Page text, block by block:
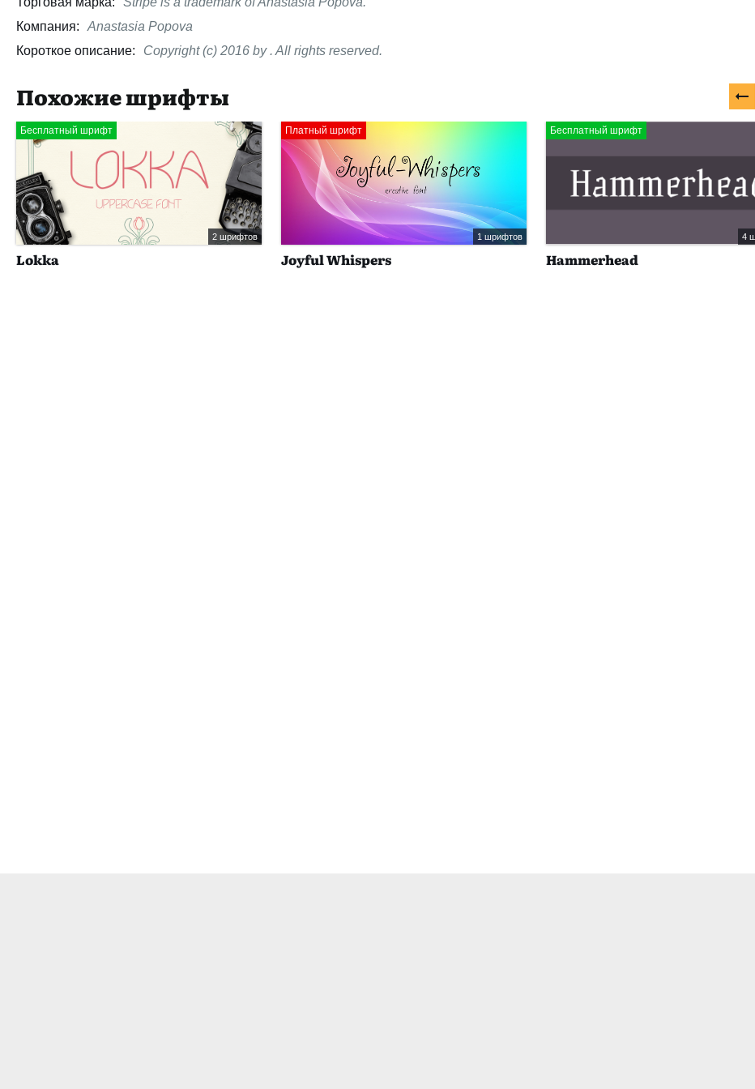
Компания:
Anastasia Popova
Короткое описание:
Copyright (c) 2016 by . All rights reserved.
Похожие шрифты
Бесплатный шрифт
2 шрифтов
Lokka
Платный шрифт
1 шрифтов
Joyful Whispers
Бесплатный шрифт
4
Hammerhead